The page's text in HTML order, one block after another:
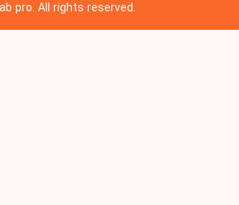
pro. All rights reserved.